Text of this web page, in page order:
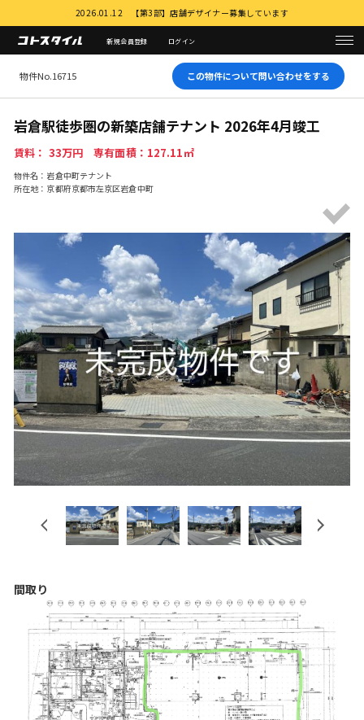
2026.01.12 【第3部】店舗デザイナー募集しています
新規会員登録 ログイン
物件No.16715 この物件について問い合わせをする
岩倉駅徒歩圏の新築店舗テナント 2026年4月竣工
賃料： 33万円 専有面積：127.11㎡
物件名：岩倉中町テナント
所在地：京都府京都市左京区岩倉中町
Previous
間取り